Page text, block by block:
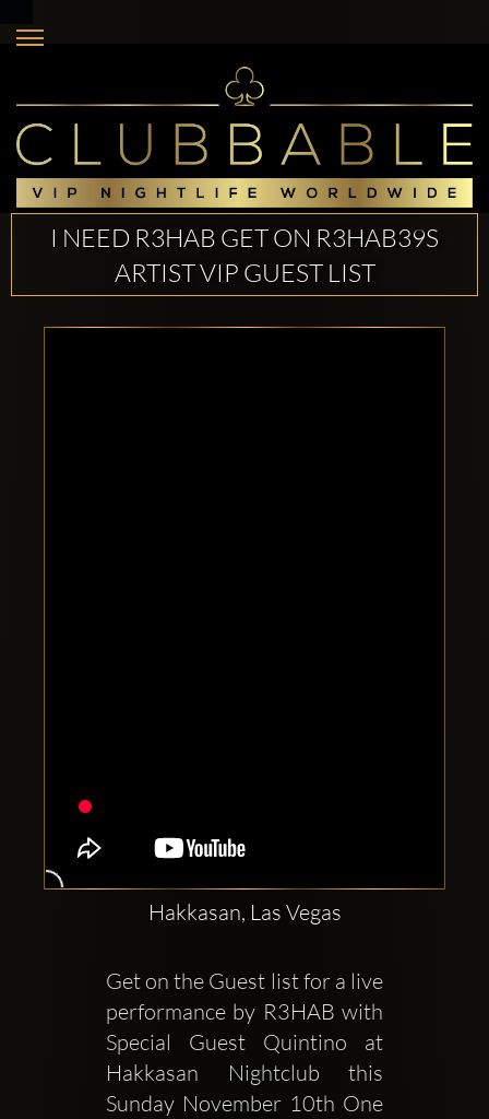
I NEED R3HAB GET ON R3HAB39S
ARTIST VIP GUEST LIST
Hakkasan, Las Vegas
Get on the Guest list for a live
performance by R3HAB with
Special Guest Quintino at
Hakkasan Nightclub this
Sunday November 10th One